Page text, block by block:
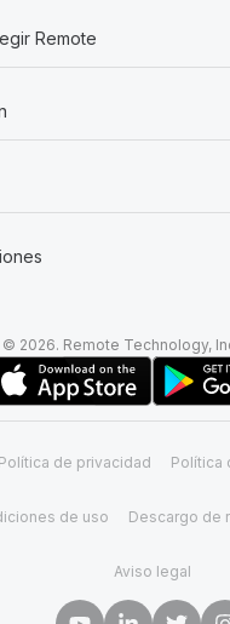
Remote
2026. Remote Technology,
Política de privacidad Política
de uso Descargo de
Aviso legal